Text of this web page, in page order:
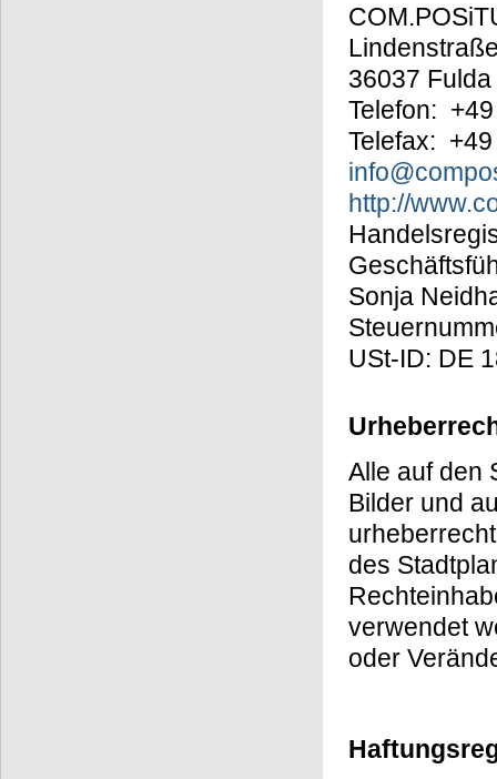
36037 Fulda
Telefon:
Telefax:
http://
Sonja
USt-ID: DE
Alle auf den
Bilder und
des
verwendet
oder